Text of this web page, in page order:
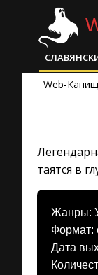
content
Primary
Navigation
Web-
таятся в
Жанры:
Формат:
Дата